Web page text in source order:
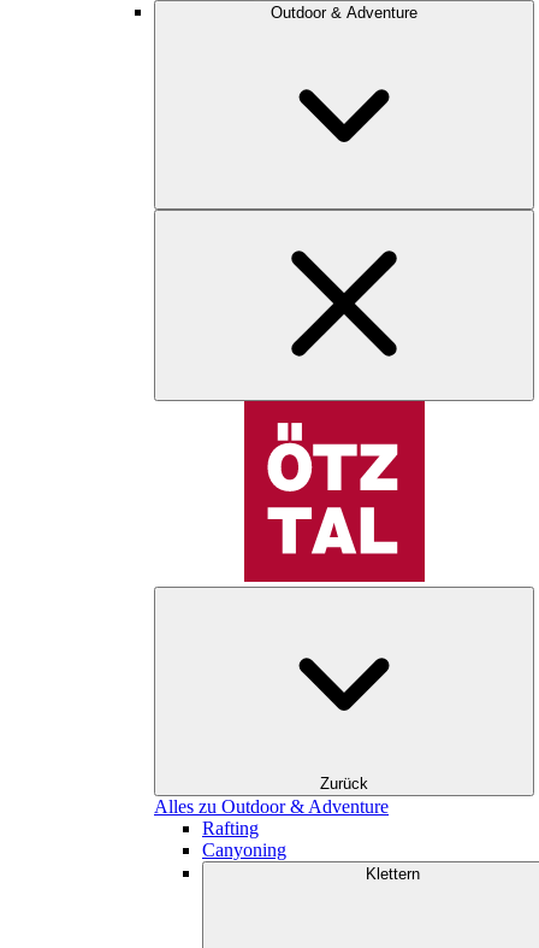
Outdoor & Adventure
Zurück
Alles zu Outdoor & Adventure
Rafting
Canyoning
Klettern